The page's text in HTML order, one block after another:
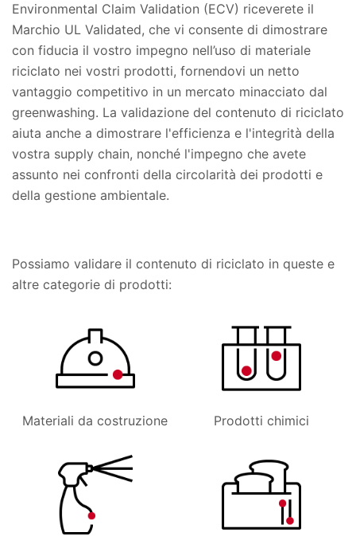
Environmental Claim Validation (ECV) riceverete il
Marchio UL Validated, che vi consente di dimostrare
con fiducia il vostro impegno nell’uso di materiale
riciclato nei vostri prodotti, fornendovi un netto
vantaggio competitivo in un mercato minacciato dal
greenwashing. La validazione del contenuto di riciclato
aiuta anche a dimostrare l'efficienza e l'integrità della
vostra supply chain, nonché l'impegno che avete
assunto nei confronti della circolarità dei prodotti e
della gestione ambientale.
Possiamo validare il contenuto di riciclato in queste e
altre categorie di prodotti:
Materiali da costruzione Prodotti chimici